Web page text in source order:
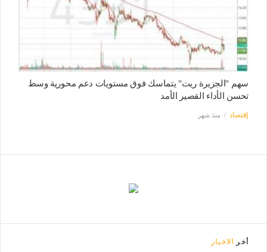
سهم "الجزيرة ريت" يتماسك فوق مستويات دعم محورية وسط
تحسن الأداء القصير الأمد
إقتصاد منذ شهر
أخر الاخبار